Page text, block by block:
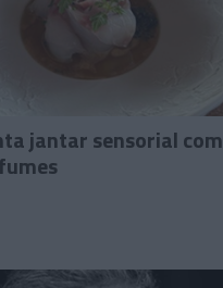
jantar sensorial com